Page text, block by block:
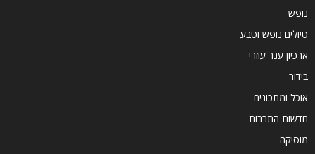
נופש
טיולים נופש וטבע
ארכיון ענר עוזרי
בידור
אוכל ומתכונים
חדשות התרבות
מוסיקה